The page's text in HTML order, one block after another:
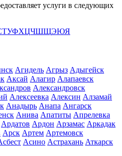
услуги в следующих
ТУФХЦЧШЩЭЮЯ
Агидель Агрыз Адыгейск
Аксай Алагир Алапаевск
Александровск
Алексеевка Алексин Алзамай
Анадырь Анапа Ангарск
Анива Апатиты Апрелевка
Ардатов Ардон Арзамас Аркадак
Арск Артем Артемовск
Асино Астрахань Аткарск